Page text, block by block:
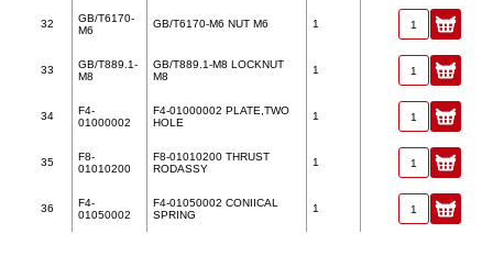
32
GB/T6170-
M6
GB/T6170-M6 NUT M6 1
33
GB/T889.1-
M8
GB/T889.1-M8 LOCKNUT
M8
1
34
F4-
01000002
F4-01000002 PLATE,TWO
HOLE
1
35
F8-
01010200
F8-01010200 THRUST
RODASSY
1
36
F4-
01050002
F4-01050002 CONIICAL
SPRING
1